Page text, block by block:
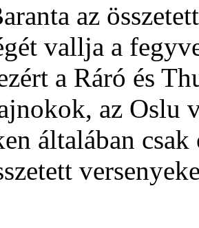
az
vallja a
a Ráró és
az Oslu
általában